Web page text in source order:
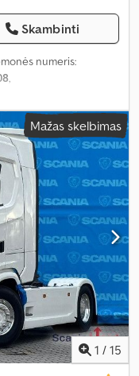
Skambinti
numeris:
,
Mažas skelbimas
1 / 15